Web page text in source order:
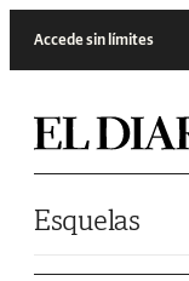
Accede sin límites
Esquelas